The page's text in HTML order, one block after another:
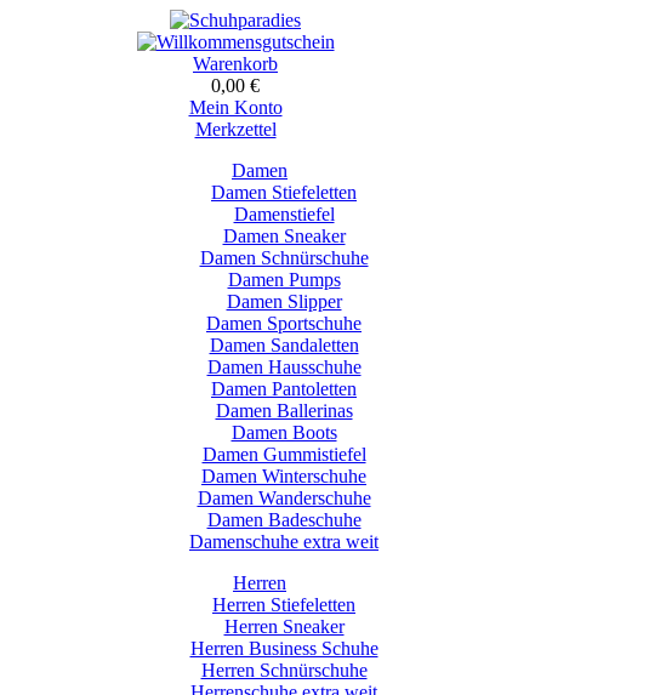
Warenkorb
0,00 €
Mein Konto
Merkzettel
Damen
Damen Stiefeletten
Damenstiefel
Damen Sneaker
Damen Schnürschuhe
Damen Pumps
Damen Slipper
Damen Sportschuhe
Damen Sandaletten
Damen Hausschuhe
Damen Pantoletten
Damen Ballerinas
Damen Boots
Damen Gummistiefel
Damen Winterschuhe
Damen Wanderschuhe
Damen Badeschuhe
Damenschuhe extra weit
Herren
Herren Stiefeletten
Herren Sneaker
Herren Business Schuhe
Herren Schnürschuhe